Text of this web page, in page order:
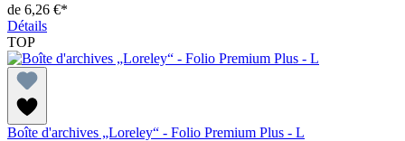
de 6,26 €*
Détails
TOP
Boîte d'archives „Loreley“ - Folio Premium Plus - L